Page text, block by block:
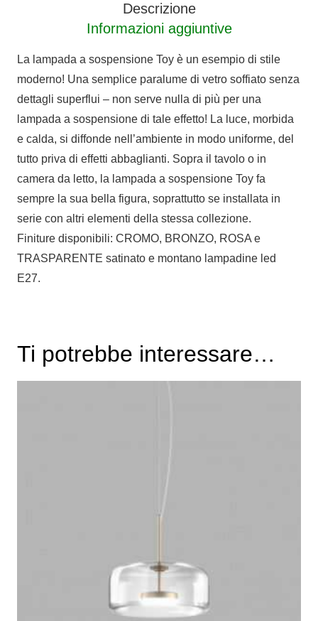
Descrizione
Informazioni aggiuntive
La lampada a sospensione Toy è un esempio di stile
moderno! Una semplice paralume di vetro soffiato senza
dettagli superflui – non serve nulla di più per una
lampada a sospensione di tale effetto! La luce, morbida
e calda, si diffonde nell’ambiente in modo uniforme, del
tutto priva di effetti abbaglianti. Sopra il tavolo o in
camera da letto, la lampada a sospensione Toy fa
sempre la sua bella figura, soprattutto se installata in
serie con altri elementi della stessa collezione.
Finiture disponibili: CROMO, BRONZO, ROSA e
TRASPARENTE satinato e montano lampadine led
E27.
Ti potrebbe interessare…